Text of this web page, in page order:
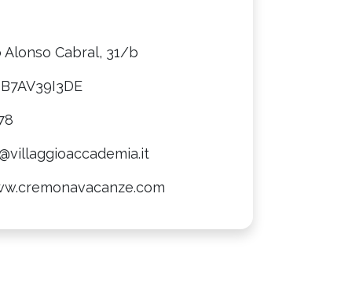
Alonso Cabral, 31/b